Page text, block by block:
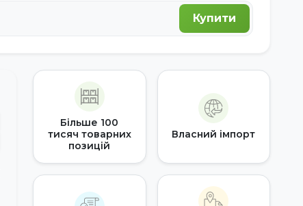
Купити
Більше 100
тисяч товарних
позицій
Власний імпорт